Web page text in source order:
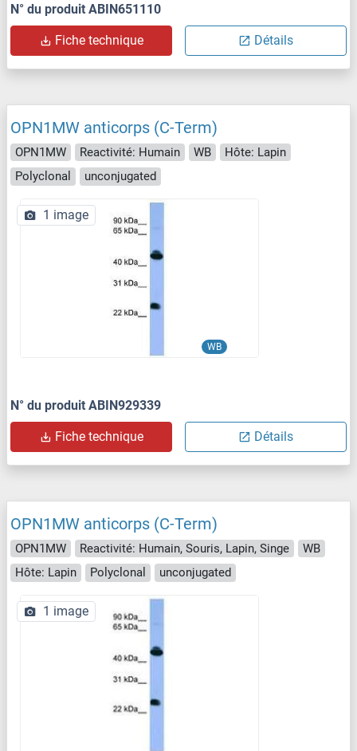
N° du produit ABIN651110
Fiche technique Détails
OPN1MW anticorps (C-Term)
OPN1MW Reactivité: Humain WB
Hôte: Lapin
Polyclonal
unconjugated
WB
1 image
N° du produit ABIN929339
Fiche technique Détails
OPN1MW anticorps (C-Term)
OPN1MW Reactivité: Humain, Souris, Lapin, Singe
WB
Hôte: Lapin
Polyclonal unconjugated
1 image